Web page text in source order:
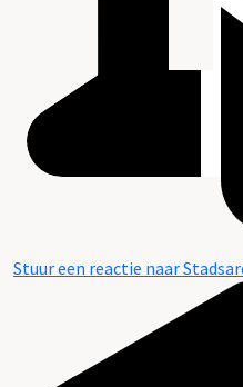
Stuur een reactie naar